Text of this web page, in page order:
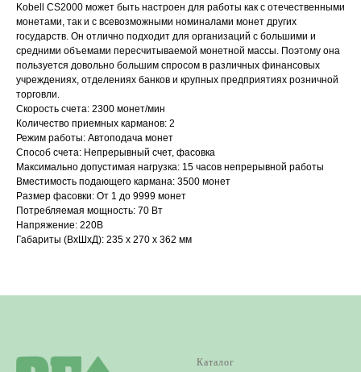
Kobell CS2000 может быть настроен для работы как с отечественными
монетами, так и с всевозможными номиналами монет других
государств. Он отлично подходит для организаций с большими и
средними объемами пересчитываемой монетной массы. Поэтому она
пользуется довольно большим спросом в различных финансовых
учреждениях, отделениях банков и крупных предприятиях розничной
торговли.
Cкорость счета: 2300 монет/мин
Количество приемных карманов: 2
Режим работы: Автоподача монет
Способ счета: Непрерывный счет, фасовка
Максимально допустимая нагрузка: 15 часов непрерывной работы
Вместимость подающего кармана: 3500 монет
Размер фасовки: От 1 до 9999 монет
Потребляемая мощность: 70 Вт
Напряжение: 220В
Габариты (ВхШхД): 235 х 270 х 362 мм
Каталог